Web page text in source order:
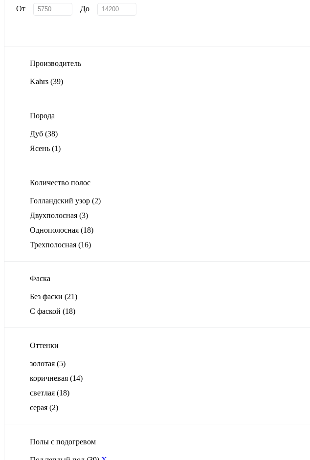
От До
Производитель
Kahrs (39)
Порода
Дуб (38)
Ясень (1)
Количество полос
Голландский узор (2)
Двухполосная (3)
Однополосная (18)
Трехполосная (16)
Фаска
Без фаски (21)
С фаской (18)
Оттенки
золотая (5)
коричневая (14)
светлая (18)
серая (2)
Полы с подогревом